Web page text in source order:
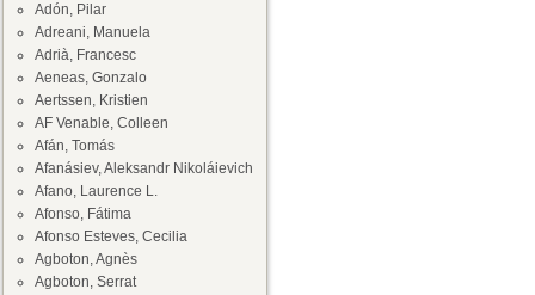
Adón, Pilar
Adreani, Manuela
Adrià, Francesc
Aeneas, Gonzalo
Aertssen, Kristien
AF Venable, Colleen
Afán, Tomás
Afanásiev, Aleksandr Nikoláievich
Afano, Laurence L.
Afonso, Fátima
Afonso Esteves, Cecilia
Agboton, Agnès
Agboton, Serrat